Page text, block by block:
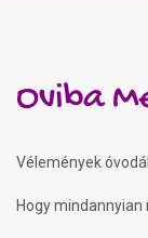
Oviba
Vélemények
Hogy